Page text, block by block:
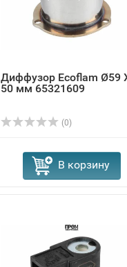
Диффузор Ecoflam Ø59
50 мм 65321609
(0)
В корзину